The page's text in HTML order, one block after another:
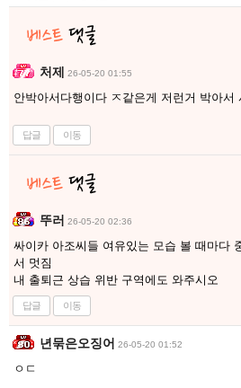
처제 26-05-20 01:55
안박아서다행이다 ㅈ같은게 저런거 박아
답글 이동
뚜러 26-05-20 02:36
싸이카 아조씨들 여유있는 모습 볼 때마다
서 멋짐
내 출퇴근 상습 위반 구역에도 와주시오
답글 이동
년묶은오징어 26-05-20 01:52
ㅇㄷ